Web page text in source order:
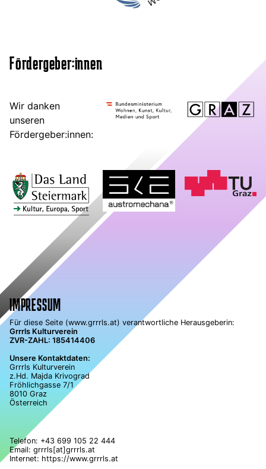
Fördergeber:innen
Wir danken
unseren
Fördergeber:innen:
IMPRESSUM
Für diese Seite (www.grrrls.at) verantwortliche Herausgeberin:
Grrrls Kulturverein
ZVR-ZAHL: 185414406
Unsere Kontaktdaten:
Grrrls Kulturverein
z.Hd. Majda Krivograd
Fröhlichgasse 7/1
8010 Graz
Österreich
Telefon: +43 699 105 22 444
Email: grrrls[at]grrrls.at
Internet: https://www.grrrls.at